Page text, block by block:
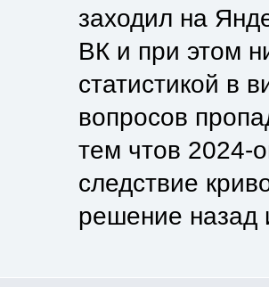
заходил на
ВК и при этом
статистикой в
вопросов
тем чтов 2024-
следствие
решение назад